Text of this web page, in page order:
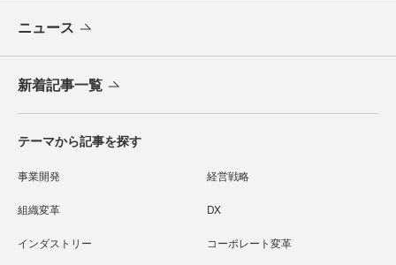
ニュース
新着記事一覧
テーマから記事を探す
事業開発 経営戦略
組織変革 DX
インダストリー コーポレート変革